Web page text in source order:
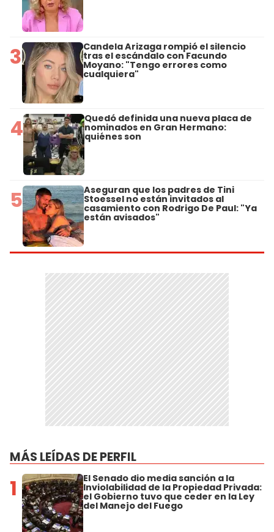
3 Candela Arizaga rompió el silencio
tras el escándalo con Facundo
Moyano: "Tengo errores como
cualquiera"
4 Quedó definida una nueva placa de
nominados en Gran Hermano:
quiénes son
5 Aseguran que los padres de Tini
Stoessel no están invitados al
casamiento con Rodrigo De Paul: "Ya
están avisados"
MÁS LEÍDAS DE PERFIL
1 El Senado dio media sanción a la
Inviolabilidad de la Propiedad Privada:
el Gobierno tuvo que ceder en la Ley
del Manejo del Fuego